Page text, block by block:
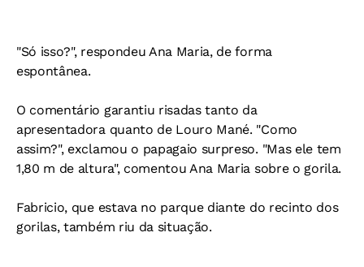
"Só isso?", respondeu Ana Maria, de forma
espontânea.
O comentário garantiu risadas tanto da
apresentadora quanto de Louro Mané. "Como
assim?", exclamou o papagaio surpreso. "Mas ele tem
1,80 m de altura", comentou Ana Maria sobre o gorila.
Fabricio, que estava no parque diante do recinto dos
gorilas, também riu da situação.